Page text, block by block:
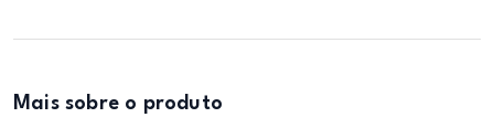
Mais sobre o produto